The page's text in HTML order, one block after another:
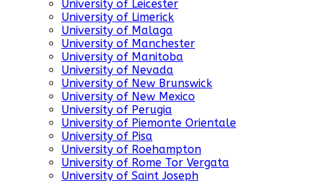
University of Leicester
University of Limerick
University of Malaga
University of Manchester
University of Manitoba
University of Nevada
University of New Brunswick
University of New Mexico
University of Perugia
University of Piemonte Orientale
University of Pisa
University of Roehampton
University of Rome Tor Vergata
University of Saint Joseph